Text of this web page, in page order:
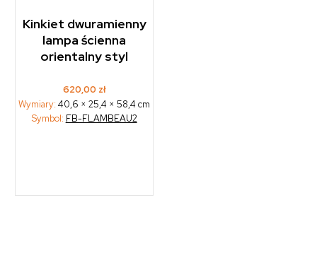
Kinkiet dwuramienny
lampa ścienna
orientalny styl
620,00 zł
Wymiary:40,6 × 25,4 × 58,4 cm
Symbol: FB-FLAMBEAU2